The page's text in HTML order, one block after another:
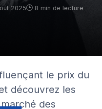
2025 8 min de lecture
le prix du
découvrez les
des